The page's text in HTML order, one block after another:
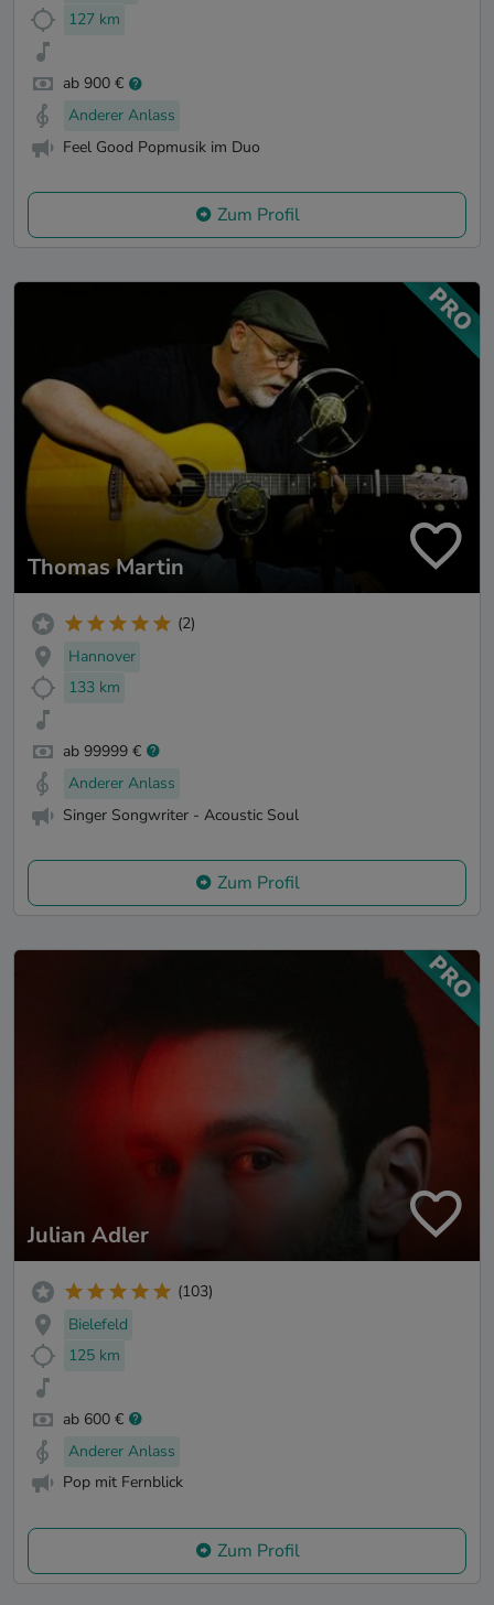
127 km
ab 900 €
Anderer Anlass
Feel Good Popmusik im Duo
Zum Profil
Thomas Martin
(2)
Hannover
133 km
ab 99999 €
Anderer Anlass
Singer Songwriter - Acoustic Soul
Zum Profil
Julian Adler
(103)
Bielefeld
125 km
ab 600 €
Anderer Anlass
Pop mit Fernblick
Zum Profil